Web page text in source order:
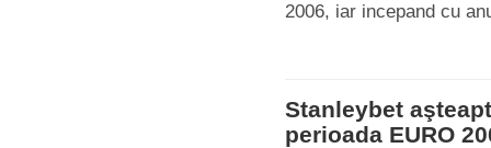
2006, iar incepand cu
Stanleybet
perioada EURO